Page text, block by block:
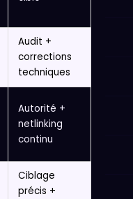
Audit +
corrections
techniques
Autorité +
netlinking
continu
Ciblage
précis +